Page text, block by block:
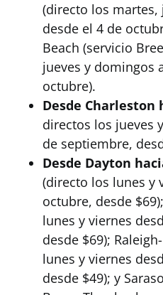
(directo los martes,
desde el 4 de
Beach (servicio
jueves y domingos
octubre).
Desde Charleston
directos los jueves
de septiembre,
Desde Dayton
(directo los lunes y
octubre, desde
lunes y viernes
desde $69);
lunes y viernes
desde $49); y